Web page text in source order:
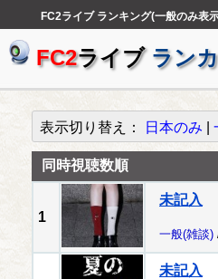
FC2ライブ ランキング(一般のみ表
FC2ライブ ラン
表示切り替え： 日本のみ
同時視聴数順
1
未記入
一般(雑談)
未記入